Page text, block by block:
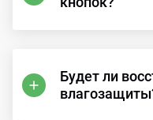
Будет ли